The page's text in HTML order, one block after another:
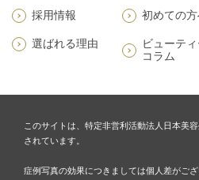
採用情報 初めての
選ばれる理由
ビューティ
コラム
このサイトは、特定非営利活動法人日本美
されています。
症例写真の効果につきましては個人差がご